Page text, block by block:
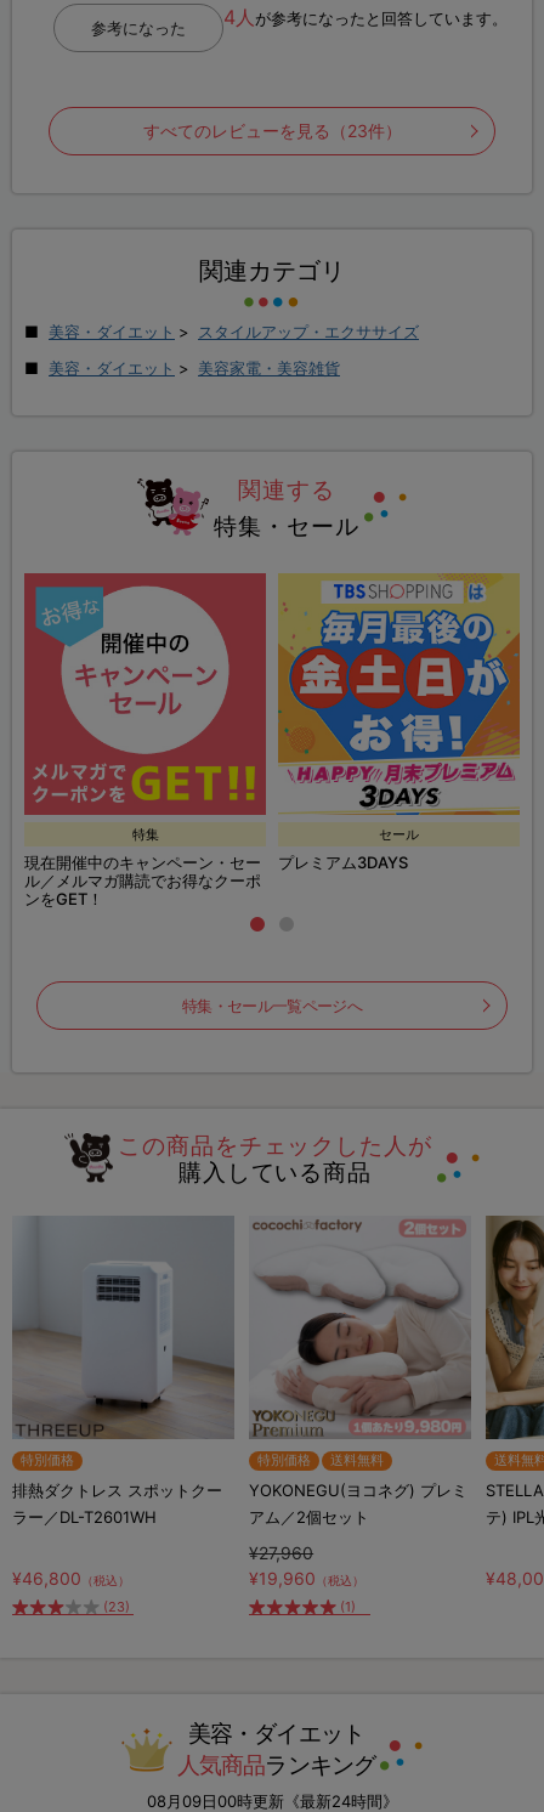
4人 が参考になったと回答しています。
参考になった
すべてのレビューを見る（23件）
関連カテゴリ
美容・ダイエット > スタイルアップ・エクササイズ
美容・ダイエット > 美容家電・美容雑貨
関連する
特集・セール
特集
現在開催中のキャンペーン・セー
ル／メルマガ購読でお得なクーポ
ンをGET！
セール
プレミアム3DAYS
特集・セール一覧ページへ
この商品をチェックした人が
購入している商品
特別価格
排熱ダクトレス スポットクー
ラー／DL-T2601WH
¥46,800 （税込）
(23)
特別価格 送料無料
YOKONEGU(ヨコネグ) プレミ
アム／2個セット
¥27,960
¥19,960 （税込）
(1)
送料無
テ) IPL
美容・ダイエット
人気商品ランキング
08月09日00時更新《最新24時間》